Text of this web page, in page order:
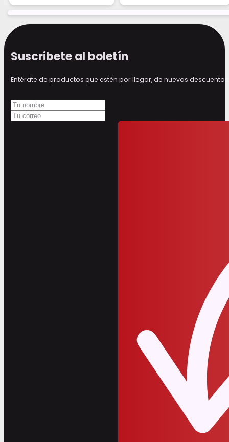
Suscribete al boletín
Entérate de productos que estén por llegar, de nuevos